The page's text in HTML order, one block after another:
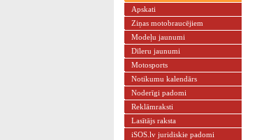
Apskati
Ziņas motobraucējiem
Modeļu jaunumi
Dīleru jaunumi
Motosports
Notikumu kalendārs
Noderīgi padomi
Reklāmraksti
Lasītājs raksta
iSOS.lv juridiskie padomi